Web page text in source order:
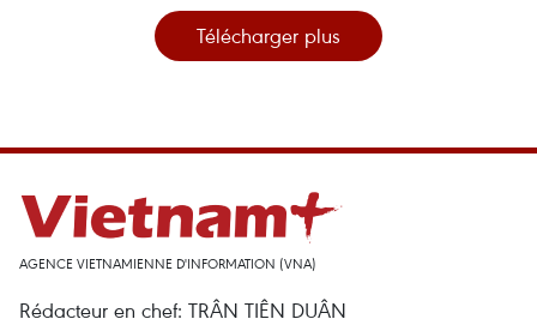
Télécharger plus
AGENCE VIETNAMIENNE D'INFORMATION (VNA)
Rédacteur en chef: TRÂN TIÊN DUÂN